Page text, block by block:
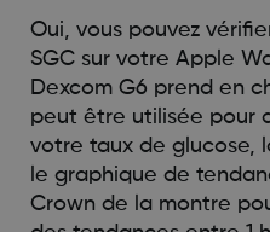
Oui, vous pouvez
SGC sur votre Apple
Dexcom G6 prend en
peut être utilisée pour
votre taux de glucose,
le graphique de
Crown de la montre